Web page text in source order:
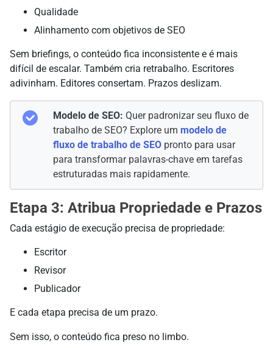
Qualidade
Alinhamento com objetivos de SEO
Sem briefings, o conteúdo fica inconsistente e é mais
difícil de escalar. Também cria retrabalho. Escritores
adivinham. Editores consertam. Prazos deslizam.
Modelo de SEO: Quer padronizar seu fluxo de
trabalho de SEO? Explore um modelo de
fluxo de trabalho de SEO pronto para usar
para transformar palavras-chave em tarefas
estruturadas mais rapidamente.
Etapa 3: Atribua Propriedade e Prazos
Cada estágio de execução precisa de propriedade:
Escritor
Revisor
Publicador
E cada etapa precisa de um prazo.
Sem isso, o conteúdo fica preso no limbo.